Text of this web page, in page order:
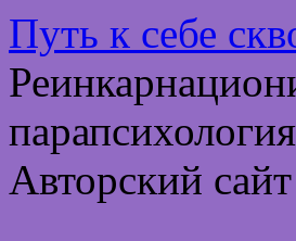
Путь к себе
Авторский